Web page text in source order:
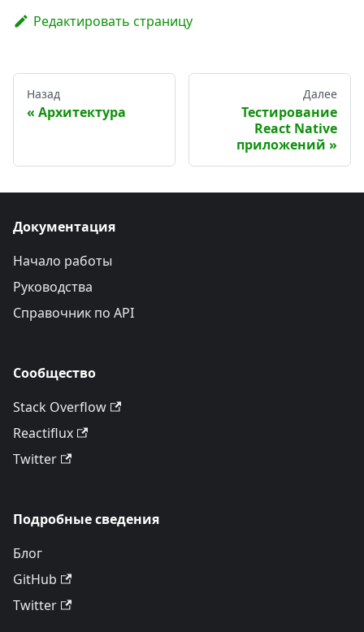
Редактировать страницу
Назад
Архитектура
Далее
Тестирование
React Native
приложений
Документация
Начало работы
Руководства
Справочник по API
Сообщество
Stack Overflow
Reactiflux
Twitter
Подробные сведения
Блог
GitHub
Twitter